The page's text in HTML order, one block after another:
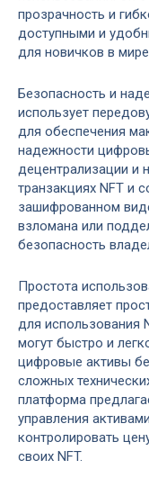
прозрачность и
доступными и
для новичков в
Безопасность и
использует
для обеспечения
надежности
децентрализации и
транзакциях NFT и
зашифрованном
взломана или
безопасность
Простота
предоставляет
для использования
могут быстро и
цифровые активы
сложных
платформа
управления
контролировать
своих NFT.